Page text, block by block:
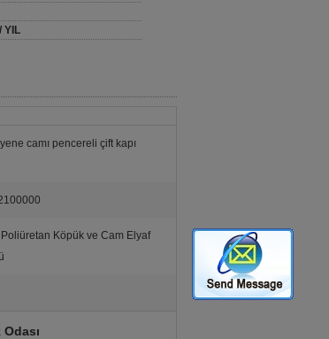
YIL
camı pencereli çift kapı
Poliüretan Köpük ve Cam Elyaf